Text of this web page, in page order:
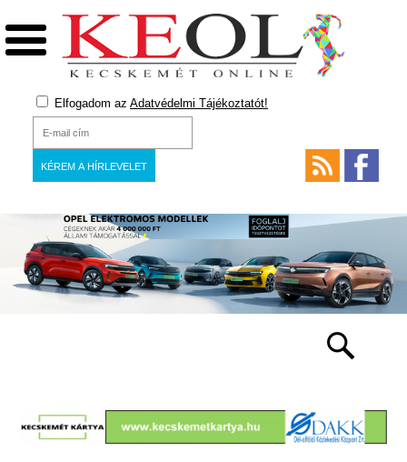
Elfogadom az Adatvédelmi Tájékoztatót!